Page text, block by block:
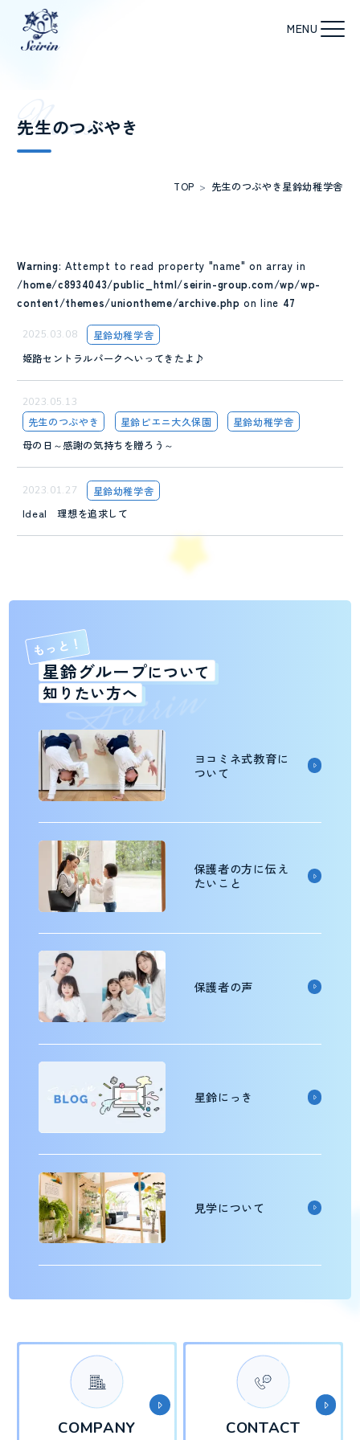
CONTACT
見学予約・お問い合わせ
プライバシーポリシー
News
先生のつぶやき
TOP > 先生のつぶやき星鈴幼稚学舎
Warning: Attempt to read property "name" on array in
/home/c8934043/public_html/seirin-group.com/wp/wp-
content/themes/uniontheme/archive.php on line 47
2025.03.08 星鈴幼稚学舎
姫路セントラルパークへいってきたよ♪
2023.05.13
先生のつぶやき 星鈴ピエニ大久保園 星鈴幼稚学舎
母の日～感謝の気持ちを贈ろう～
2023.01.27 星鈴幼稚学舎
Ideal 理想を追求して
Se
i
r
i
n
もっと！
星鈴グループについて
知りたい方へ
ヨコミネ式教育に
ついて
保護者の方に伝え
たいこと
保護者の声
星鈴にっき
見学について
COMPANY CONTACT